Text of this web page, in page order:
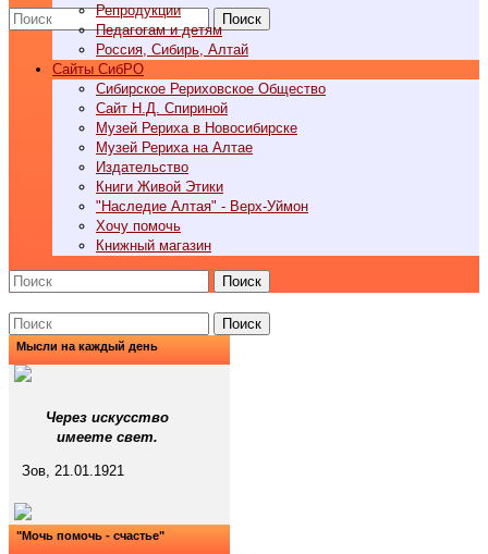
Поиск
Репродукции
Педагогам и детям
Россия, Сибирь, Алтай
Cайты СибРО
Сибирское Рериховское Общество
Сайт Н.Д. Спириной
Музей Рериха в Новосибирске
Музей Рериха на Алтае
Издательство
Книги Живой Этики
"Наследие Алтая" - Верх-Уймон
Хочу помочь
Книжный магазин
Поиск
Поиск
Мысли на каждый день
Через искусство
имеете свет.
Зов, 21.01.1921
"Мочь помочь - счастье"